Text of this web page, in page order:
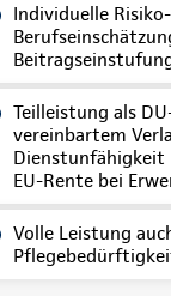
Individuelle
Teilleistung als
vereinbartem
Dienstunfähigkeit
EU-Rente bei
Volle Leistung